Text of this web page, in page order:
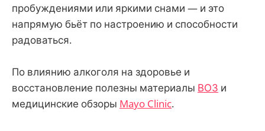
пробуждениями или яркими снами — и это
напрямую бьёт по настроению и способности
радоваться.
По влиянию алкоголя на здоровье и
восстановление полезны материалы ВОЗ и
медицинские обзоры Mayo Clinic.